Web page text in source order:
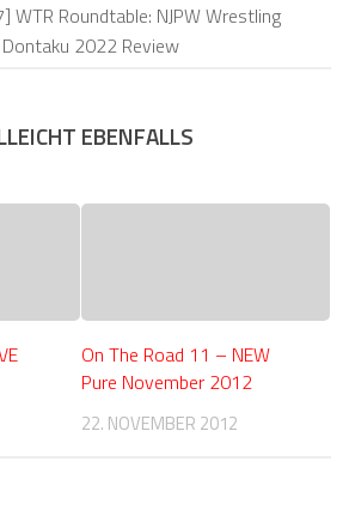
WTR Roundtable: NJPW Wrestling
Dontaku 2022 Review
EBENFALLS
On The Road 11 – NEW
Pure November 2012
22. NOVEMBER 2012